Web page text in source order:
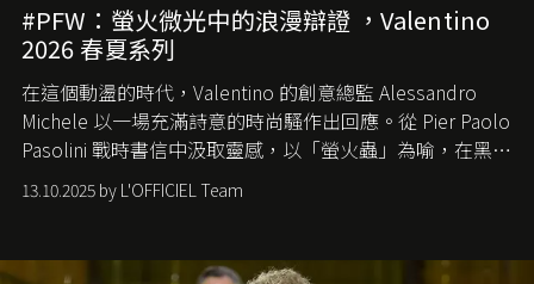
#PFW：螢火微光中的浪漫辯證 ，Valentino
2026 春夏系列
在這個動盪的時代， Valentino 的創意總監 Alessandro
Michele 以一場充滿詩意的時尚騷作出回應。從 Pier Paolo
Pasolini 戰時書信中汲取靈感，以「螢火蟲」為喻，在黑暗
中找尋希望的微光。
13.10.2025 by L'OFFICIEL Team